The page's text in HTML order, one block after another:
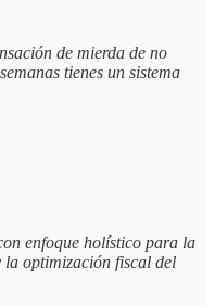
de mierda de no
tienes un sistema
enfoque holístico para la
la optimización fiscal del